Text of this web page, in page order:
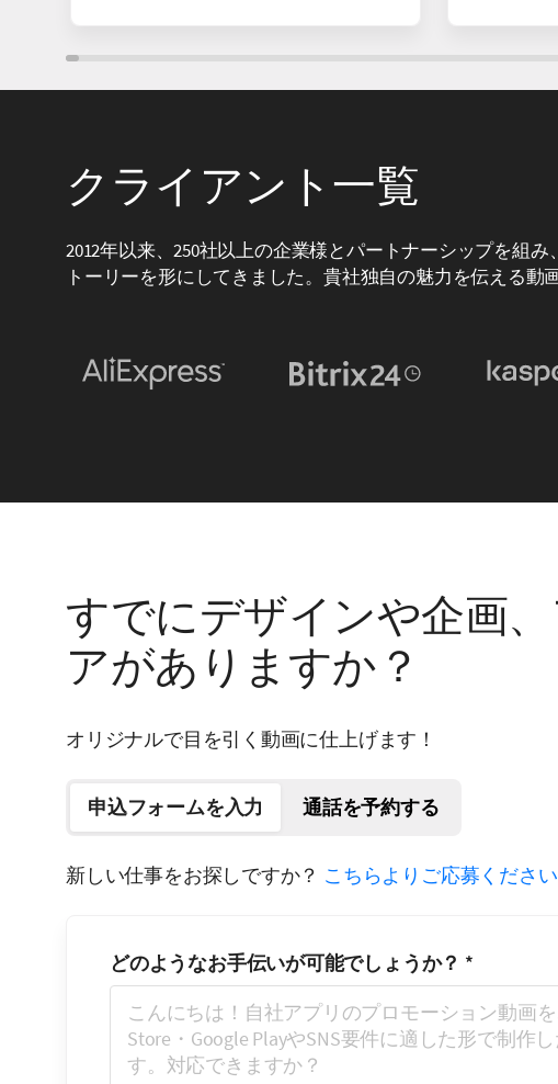
クライアント一覧
2012年以来、250社以上の企業様とパートナーシップを組
トーリーを形にしてきました。貴社独自の魅力を伝える動
すでにデザインや企画
アがありますか？
オリジナルで目を引く動画に仕上げます！
申込フォームを入力 通話を予約する
新しい仕事をお探しですか？ こちらよりご応募ください
どのようなお手伝いが可能でしょうか？ *